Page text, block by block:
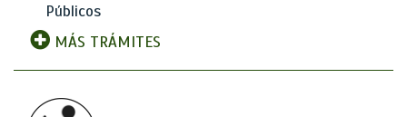
Públicos
MÁS TRÁMITES